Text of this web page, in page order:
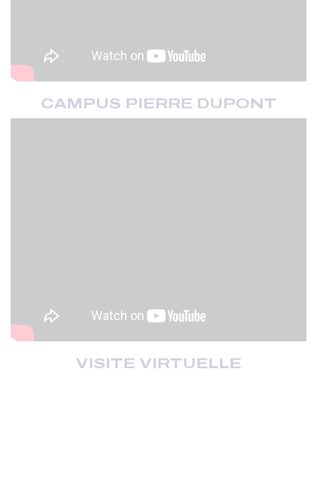
CAMPUS PIERRE DUPONT
VISITE VIRTUELLE